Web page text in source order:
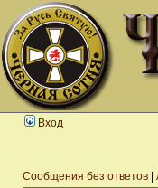
Вход
Сообщения без ответов